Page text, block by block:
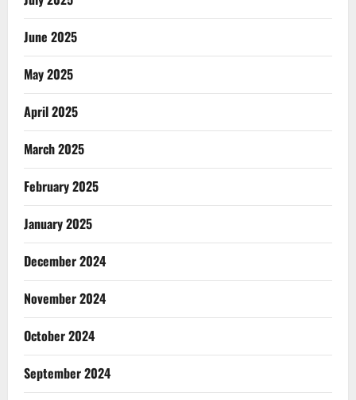
June 2025
May 2025
April 2025
March 2025
February 2025
January 2025
December 2024
November 2024
October 2024
September 2024